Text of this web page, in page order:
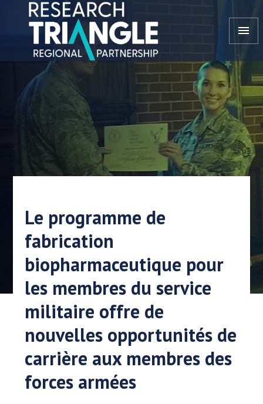
Aller au contenu
menu
Le programme de
fabrication
biopharmaceutique pour
les membres du service
militaire offre de
nouvelles opportunités de
carrière aux membres des
forces armées